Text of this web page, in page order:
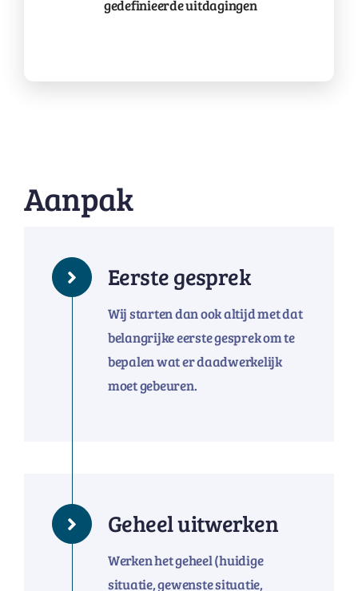
gedefinieerde uitdagingen
Aanpak
Eerste gesprek
Wij starten dan ook altijd met dat
belangrijke eerste gesprek om te
bepalen wat er daadwerkelijk
moet gebeuren.
Geheel uitwerken
Werken het geheel (huidige
situatie, gewenste situatie,